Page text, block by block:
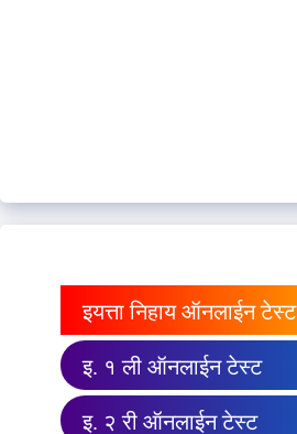
इयत्ता निहाय ऑनलाईन टेस्ट
इ. १ ली ऑनलाईन टेस्ट
इ. २ री ऑनलाईन टेस्ट